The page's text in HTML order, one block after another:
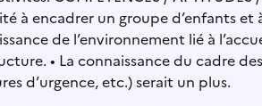
à encadrer un groupe d’enfants
de l’environnement lié à
• La connaissance du cadre
d’urgence, etc.) serait un plus.